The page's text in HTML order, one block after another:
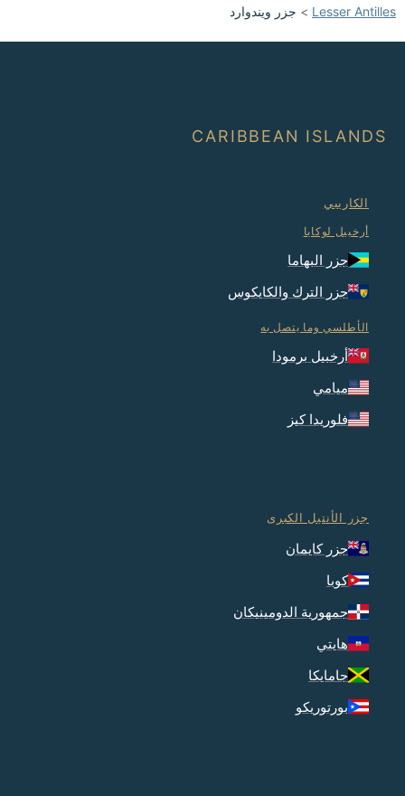
Lesser Antilles
> جزر ويندوارد
CARIBBEAN ISLANDS
الكاريبي
أرخبيل لوكايا
جزر البهاما
جزر الترك والكايكوس
الأطلسي وما يتصل به
أرخبيل برمودا
ميامي
فلوريدا كيز
جزر الأنتيل الكبرى
جزر كايمان
كوبا
جمهورية الدومينيكان
هايتي
جامايكا
بورتوريكو